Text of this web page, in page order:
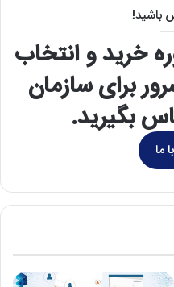
باشید!
خرید و انتخاب
برای سازمان
بگیرید.
ما